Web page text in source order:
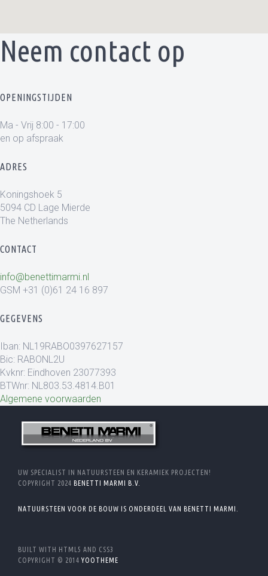
Neem contact op
OPENINGSTIJDEN
Ma - Vrij 8:00 - 17:00
en op afspraak
ADRES
Koningshoek 5
5094 CD Lage Mierde
The Netherlands
CONTACT
info@benettimarmi.nl
GSM +31 (0)61 24 16 897
GEGEVENS
Iban: NL19RABO0397627157
Bic: RABONL2U
Kvknr: Eindhoven 23077393
BTWnr: NL803.53.4814.B01
Algemene voorwaarden
UW SPECIALIST IN NATUURSTEEN EN KERAMIEK PROJECTEN!
COPYRIGHT 2024 BENETTI MARMI B.V.
NATUURSTEEN VOOR DE BOUW IS ONDERDEEL VAN BENETTI MARMI.
BUILT WITH HTML5 AND CSS3
COPYRIGHT © 2014YOOTHEME